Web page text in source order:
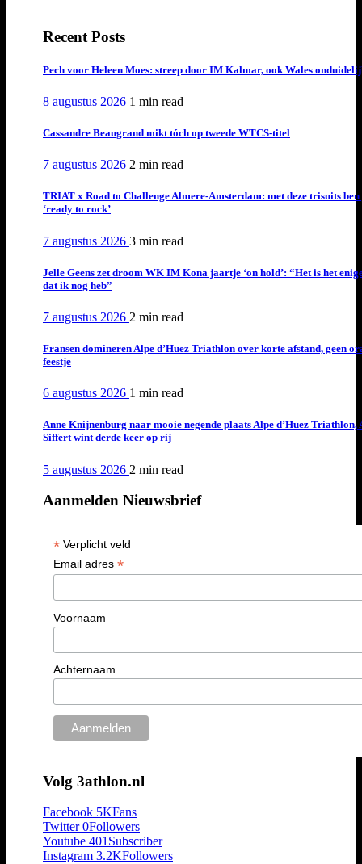
Recent Posts
Pech voor Heleen Moes: streep door IM Kalmar, ook Wales
8 augustus 2026 1 min read
Cassandre Beaugrand mikt tóch op tweede WTCS-titel
7 augustus 2026 2 min read
TRIAT x Road to Challenge Almere-Amsterdam: met deze trisuits ben
‘ready to rock’
7 augustus 2026 3 min read
Jelle Geens zet droom WK IM Kona jaartje ‘on hold’: “Het is het
dat ik nog heb”
7 augustus 2026 2 min read
Fransen domineren Alpe d’Huez Triathlon over korte afstand, geen
feestje
6 augustus 2026 1 min read
Anne Knijnenburg naar mooie negende plaats Alpe d’Huez Triathlon,
Siffert wint derde keer op rij
5 augustus 2026 2 min read
Aanmelden Nieuwsbrief
*Verplicht veld
Email adres *
Voornaam
Achternaam
Volg 3athlon.nl
Facebook 5KFans
Twitter 0Followers
Youtube 401 Subscriber
Instagram 3.2KFollowers